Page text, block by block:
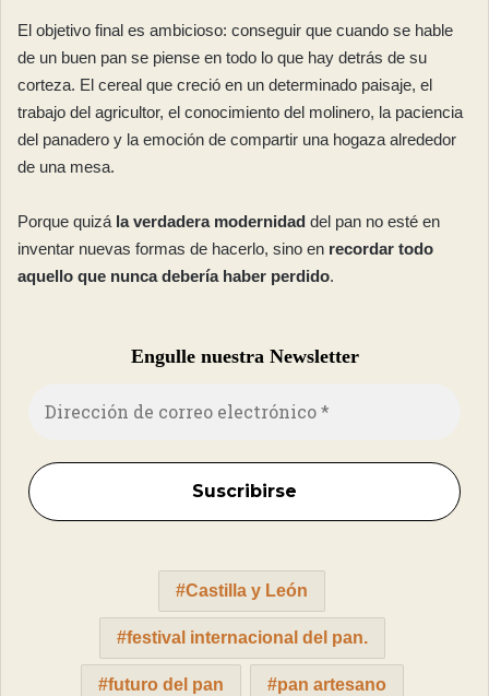
El objetivo final es ambicioso: conseguir que cuando se hable
de un buen pan se piense en todo lo que hay detrás de su
corteza. El cereal que creció en un determinado paisaje, el
trabajo del agricultor, el conocimiento del molinero, la paciencia
del panadero y la emoción de compartir una hogaza alrededor
de una mesa.
Porque quizá la verdadera modernidad del pan no esté en
inventar nuevas formas de hacerlo, sino en recordar todo
aquello que nunca debería haber perdido.
Engulle nuestra Newsletter
Castilla y León
festival internacional del pan.
futuro del pan pan artesano